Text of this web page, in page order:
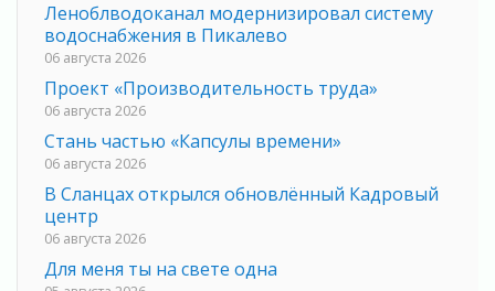
Леноблводоканал модернизировал систему
водоснабжения в Пикалево
06 августа 2026
Проект «Производительность труда»
06 августа 2026
Стань частью «Капсулы времени»
06 августа 2026
В Сланцах открылся обновлённый Кадровый
центр
06 августа 2026
Для меня ты на свете одна